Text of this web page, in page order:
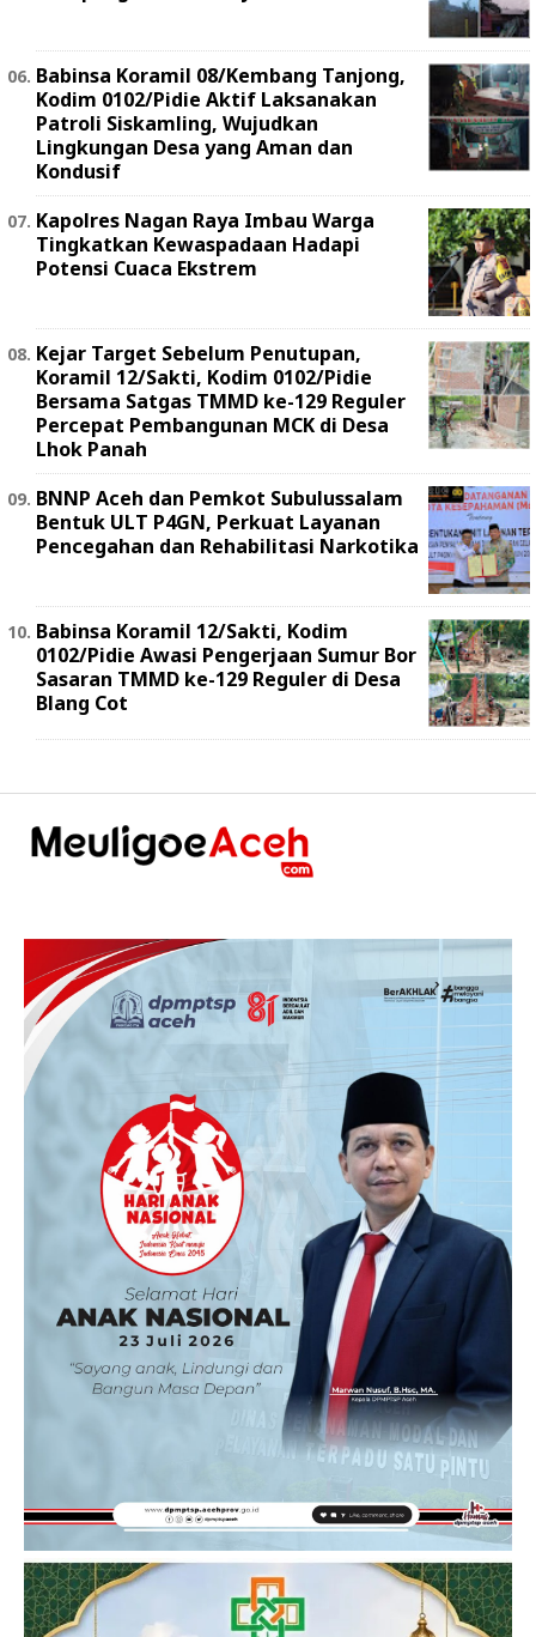
Babinsa Koramil 08/Kembang Tanjong,
Kodim 0102/Pidie Aktif Laksanakan
Patroli Siskamling, Wujudkan
Lingkungan Desa yang Aman dan
Kondusif
Kapolres Nagan Raya Imbau Warga
Tingkatkan Kewaspadaan Hadapi
Potensi Cuaca Ekstrem
Kejar Target Sebelum Penutupan,
Koramil 12/Sakti, Kodim 0102/Pidie
Bersama Satgas TMMD ke-129 Reguler
Percepat Pembangunan MCK di Desa
Lhok Panah
BNNP Aceh dan Pemkot Subulussalam
Bentuk ULT P4GN, Perkuat Layanan
Pencegahan dan Rehabilitasi Narkotika
Babinsa Koramil 12/Sakti, Kodim
0102/Pidie Awasi Pengerjaan Sumur Bor
Sasaran TMMD ke-129 Reguler di Desa
Blang Cot